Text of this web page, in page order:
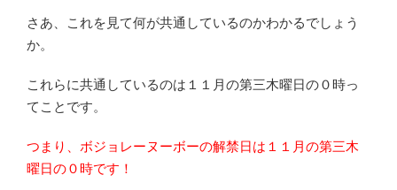
さあ、これを見て何が共通しているのかわかるでしょう
か。
これらに共通しているのは１１月の第三木曜日の０時っ
てことです。
つまり、ボジョレーヌーボーの解禁日は１１月の第三木
曜日の０時です！